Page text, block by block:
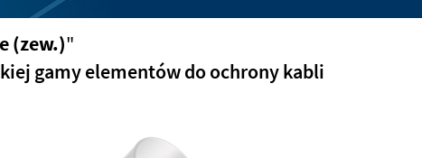
(zew.)"
gamy elementów do ochrony kabli